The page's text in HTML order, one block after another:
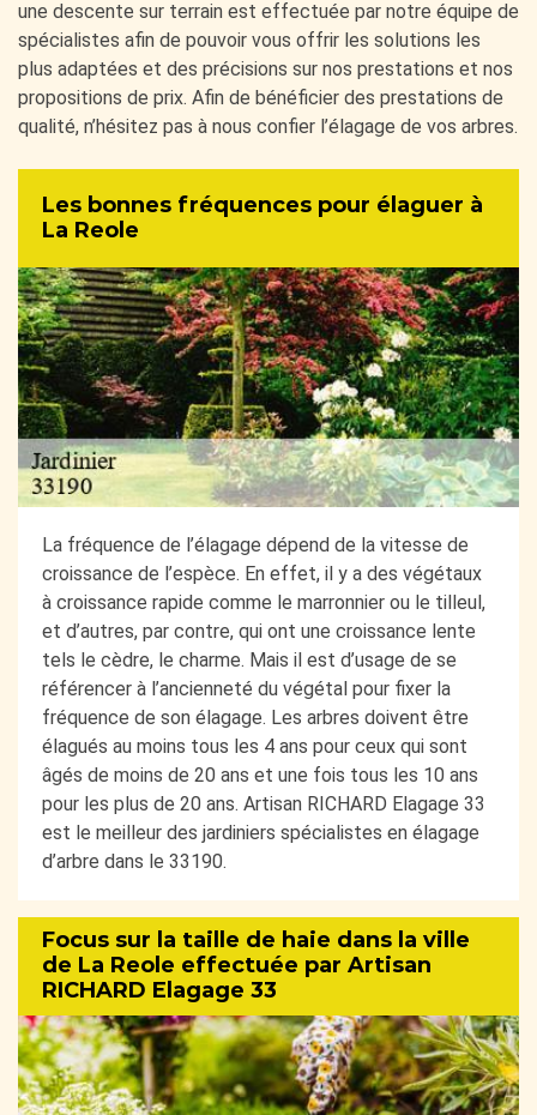
une descente sur terrain est effectuée par notre équipe de
spécialistes afin de pouvoir vous offrir les solutions les
plus adaptées et des précisions sur nos prestations et nos
propositions de prix. Afin de bénéficier des prestations de
qualité, n’hésitez pas à nous confier l’élagage de vos arbres.
Les bonnes fréquences pour élaguer à
La Reole
La fréquence de l’élagage dépend de la vitesse de
croissance de l’espèce. En effet, il y a des végétaux
à croissance rapide comme le marronnier ou le tilleul,
et d’autres, par contre, qui ont une croissance lente
tels le cèdre, le charme. Mais il est d’usage de se
référencer à l’ancienneté du végétal pour fixer la
fréquence de son élagage. Les arbres doivent être
élagués au moins tous les 4 ans pour ceux qui sont
âgés de moins de 20 ans et une fois tous les 10 ans
pour les plus de 20 ans. Artisan RICHARD Elagage 33
est le meilleur des jardiniers spécialistes en élagage
d’arbre dans le 33190.
Focus sur la taille de haie dans la ville
de La Reole effectuée par Artisan
RICHARD Elagage 33